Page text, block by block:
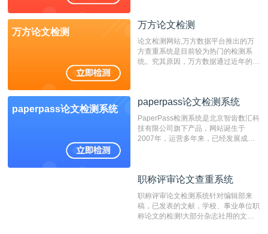
万方论文检测
万方论文检测
论文检测网站,万方数据平台推出的万
方查重系统是目前较为热门的检测系
统。究其原因，万方数据通过近年的发
非。其次，相对于知网而言，万方检测
重的推荐系统。
paperpass论文检测系统
paperpass论文检测系统
PaperPass检测系统是北京智齿数汇科
技有限公司旗下产品，网站诞生于
2007年，运营多年来，已经发展成为
检测速度快、精度高，市场反映良好。
职称评审论文查重系统
职称评审论文检测系统针对编辑部来
稿，已发表的文献，学校、事业单位职
称论文的检测!大部分杂志社用的文献